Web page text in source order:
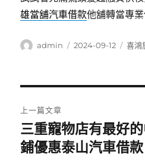
雄當舖汽車借款他舖轉當專
作
admin
發
2024-09-12
分
喜鴻
章
導
上一篇文章
上
一
三重寵物店有最好
鋪優惠泰山汽車借款